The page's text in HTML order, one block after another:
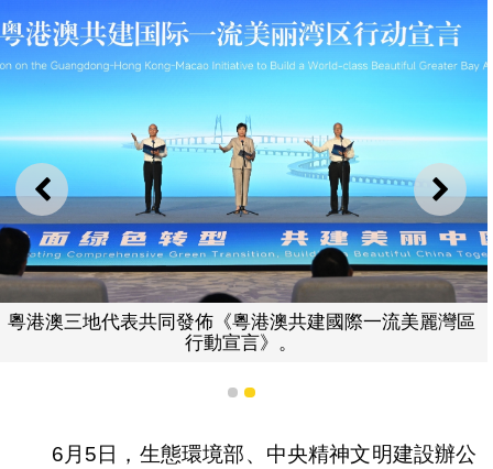
上一則 下一
粵港澳三地代表共同發佈《粵港澳共建國際一流美麗灣區
行動宣言》。
1 2
6月5日，生態環境部、中央精神文明建設辦公